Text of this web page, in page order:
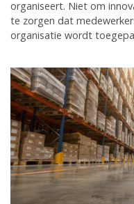
organiseert. Niet om
te zorgen dat
organisatie wordt